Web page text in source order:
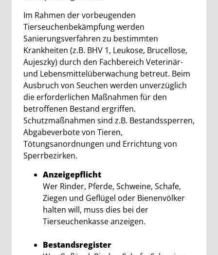
Im Rahmen der vorbeugenden
Tierseuchenbekämpfung werden
Sanierungsverfahren zu bestimmten
Krankheiten (z.B. BHV 1, Leukose, Brucellose,
Aujeszky) durch den Fachbereich Veterinär-
und Lebensmittelüberwachung betreut. Beim
Ausbruch von Seuchen werden unverzüglich
die erforderlichen Maßnahmen für den
betroffenen Bestand ergriffen.
Schutzmaßnahmen sind z.B. Bestandssperren,
Abgabeverbote von Tieren,
Tötungsanordnungen und Errichtung von
Sperrbezirken.
Anzeigepflicht
Wer Rinder, Pferde, Schweine, Schafe,
Ziegen und Geflügel oder Bienenvölker
halten will, muss dies bei der
Tierseuchenkasse anzeigen.
Bestandsregister